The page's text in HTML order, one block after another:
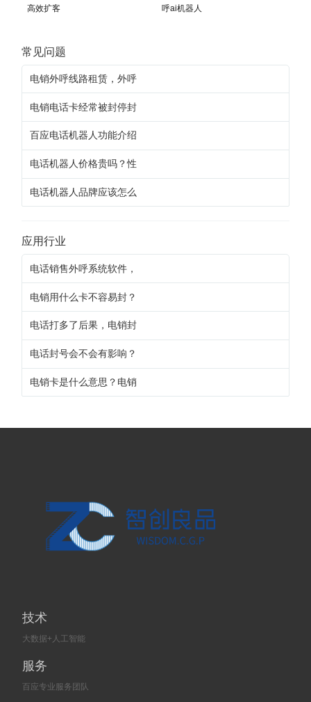
高效扩客
呼ai机器人
常见问题
电销外呼线路租赁，外呼
电销电话卡经常被封停封
百应电话机器人功能介绍
电话机器人价格贵吗？性
电话机器人品牌应该怎么
应用行业
电话销售外呼系统软件，
电销用什么卡不容易封？
电话打多了后果，电销封
电话封号会不会有影响？
电销卡是什么意思？电销
技术
大数据+人工智能
服务
百应专业服务团队